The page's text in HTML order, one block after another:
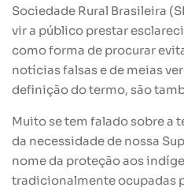
Sociedade Rural Brasileira
vir a público prestar
como forma de procurar
notícias falsas e de meias
definição do termo, são
Muito se tem falado sobre a
da necessidade de nossa
nome da proteção aos
tradicionalmente ocupadas